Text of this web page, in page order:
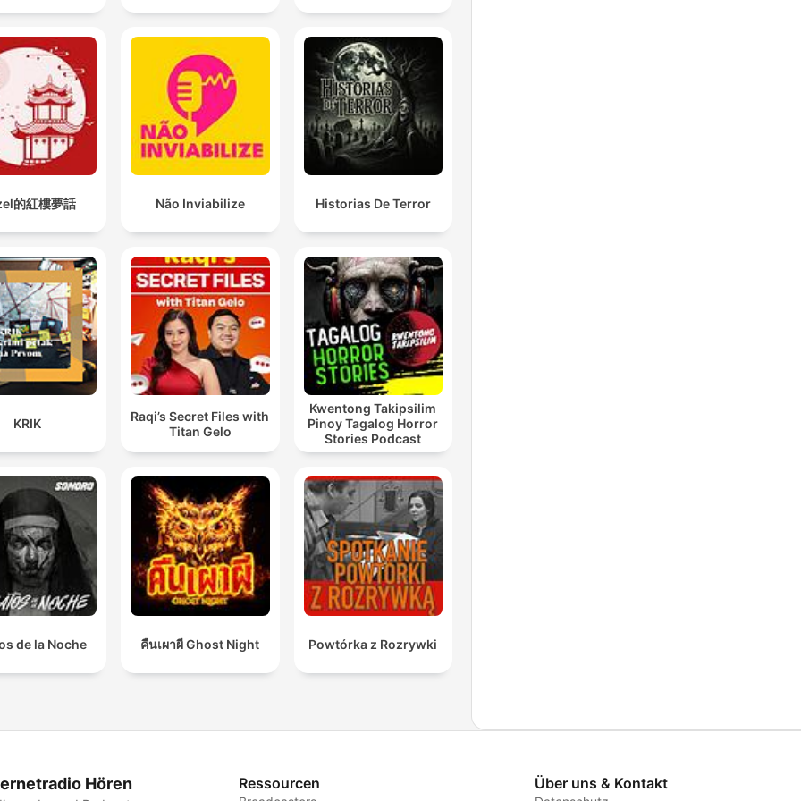
的紅樓夢話 Não Inviabilize Historias De Terror
KRIK
Raqi’s Secret Files with
Titan Gelo
Kwentong Takipsilim
Pinoy Tagalog Horror
Stories Podcast
de la Noche คืนเผาผี Ghost Night Powtórka z Rozrywki
Hören Ressourcen Über uns & Kontakt